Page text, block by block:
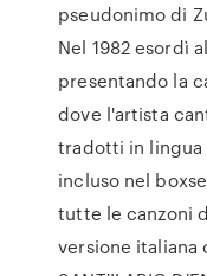
pseudonimo di
Nel 1982 esordì
presentando la
dove l'artista
tradotti in lingua
incluso nel
tutte le canzoni
versione italiana